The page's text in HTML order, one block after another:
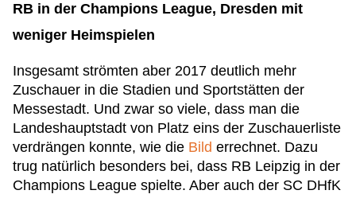
RB in der Champions League, Dresden mit
weniger Heimspielen
Insgesamt strömten aber 2017 deutlich mehr
Zuschauer in die Stadien und Sportstätten der
Messestadt. Und zwar so viele, dass man die
Landeshauptstadt von Platz eins der Zuschauerliste
verdrängen konnte, wie die Bild errechnet. Dazu
trug natürlich besonders bei, dass RB Leipzig in der
Champions League spielte. Aber auch der SC DHfK